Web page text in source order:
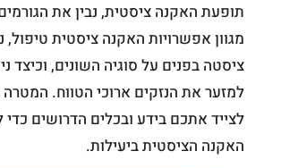
תופעת האקנה ציסטית, נבין את
מגוון אפשרויות האקנה ציסטית טיפול,
ציסטה בפנים על סוגיה השונים, וכיצד
למזער את הנזקים ארוכי הטווח. המטרה
לצייד אתכם בידע ובכלים הדרושים
האקנה הציסטית ביעילות.